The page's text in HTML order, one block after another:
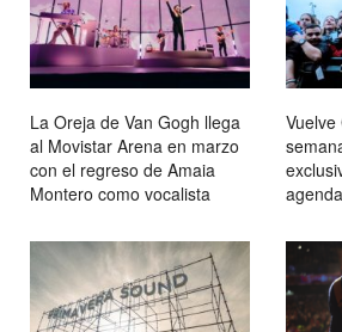
La Oreja de Van Gogh llega
al Movistar Arena en marzo
con el regreso de Amaia
Montero como vocalista
Vuelve
agenda